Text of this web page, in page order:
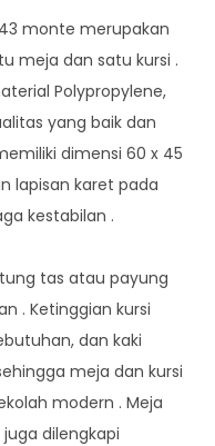
monte merupakan
meja dan satu kursi .
Polypropylene,
yang baik dan
dimensi 60 x 45
lapisan karet pada
kestabilan .
tas atau payung
. Ketinggian kursi
dan kaki
meja dan kursi
modern . Meja
dilengkapi